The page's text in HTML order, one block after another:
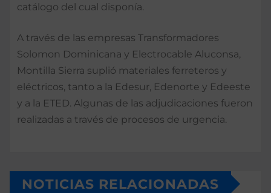
catálogo del cual disponía.
A través de las empresas Transformadores
Solomon Dominicana y Electrocable Aluconsa,
Montilla Sierra suplió materiales ferreteros y
eléctricos, tanto a la Edesur, Edenorte y Edeeste
y a la ETED. Algunas de las adjudicaciones fueron
realizadas a través de procesos de urgencia.
NOTICIAS RELACIONADAS